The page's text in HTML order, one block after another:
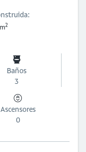
2
Baños
3
Ascensores
0